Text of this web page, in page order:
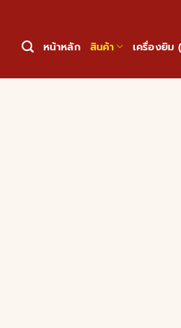
หน้าหลัก สินค้า เครื่องยิม